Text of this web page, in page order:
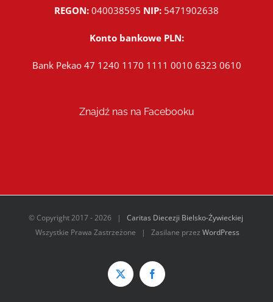
REGON: 040038595 NIP: 5471902638
Konto bankowe PLN:
Bank Pekao 47 1240 1170 1111 0010 6323 0610
Znajdź nas na Facebooku
© Copyright 2017 -2026 | Caritas Diecezji Bielsko-Żywieckiej
Wszystkie Prawa Zastrzeżone | Zasilane przez WordPress
Twitter Facebook